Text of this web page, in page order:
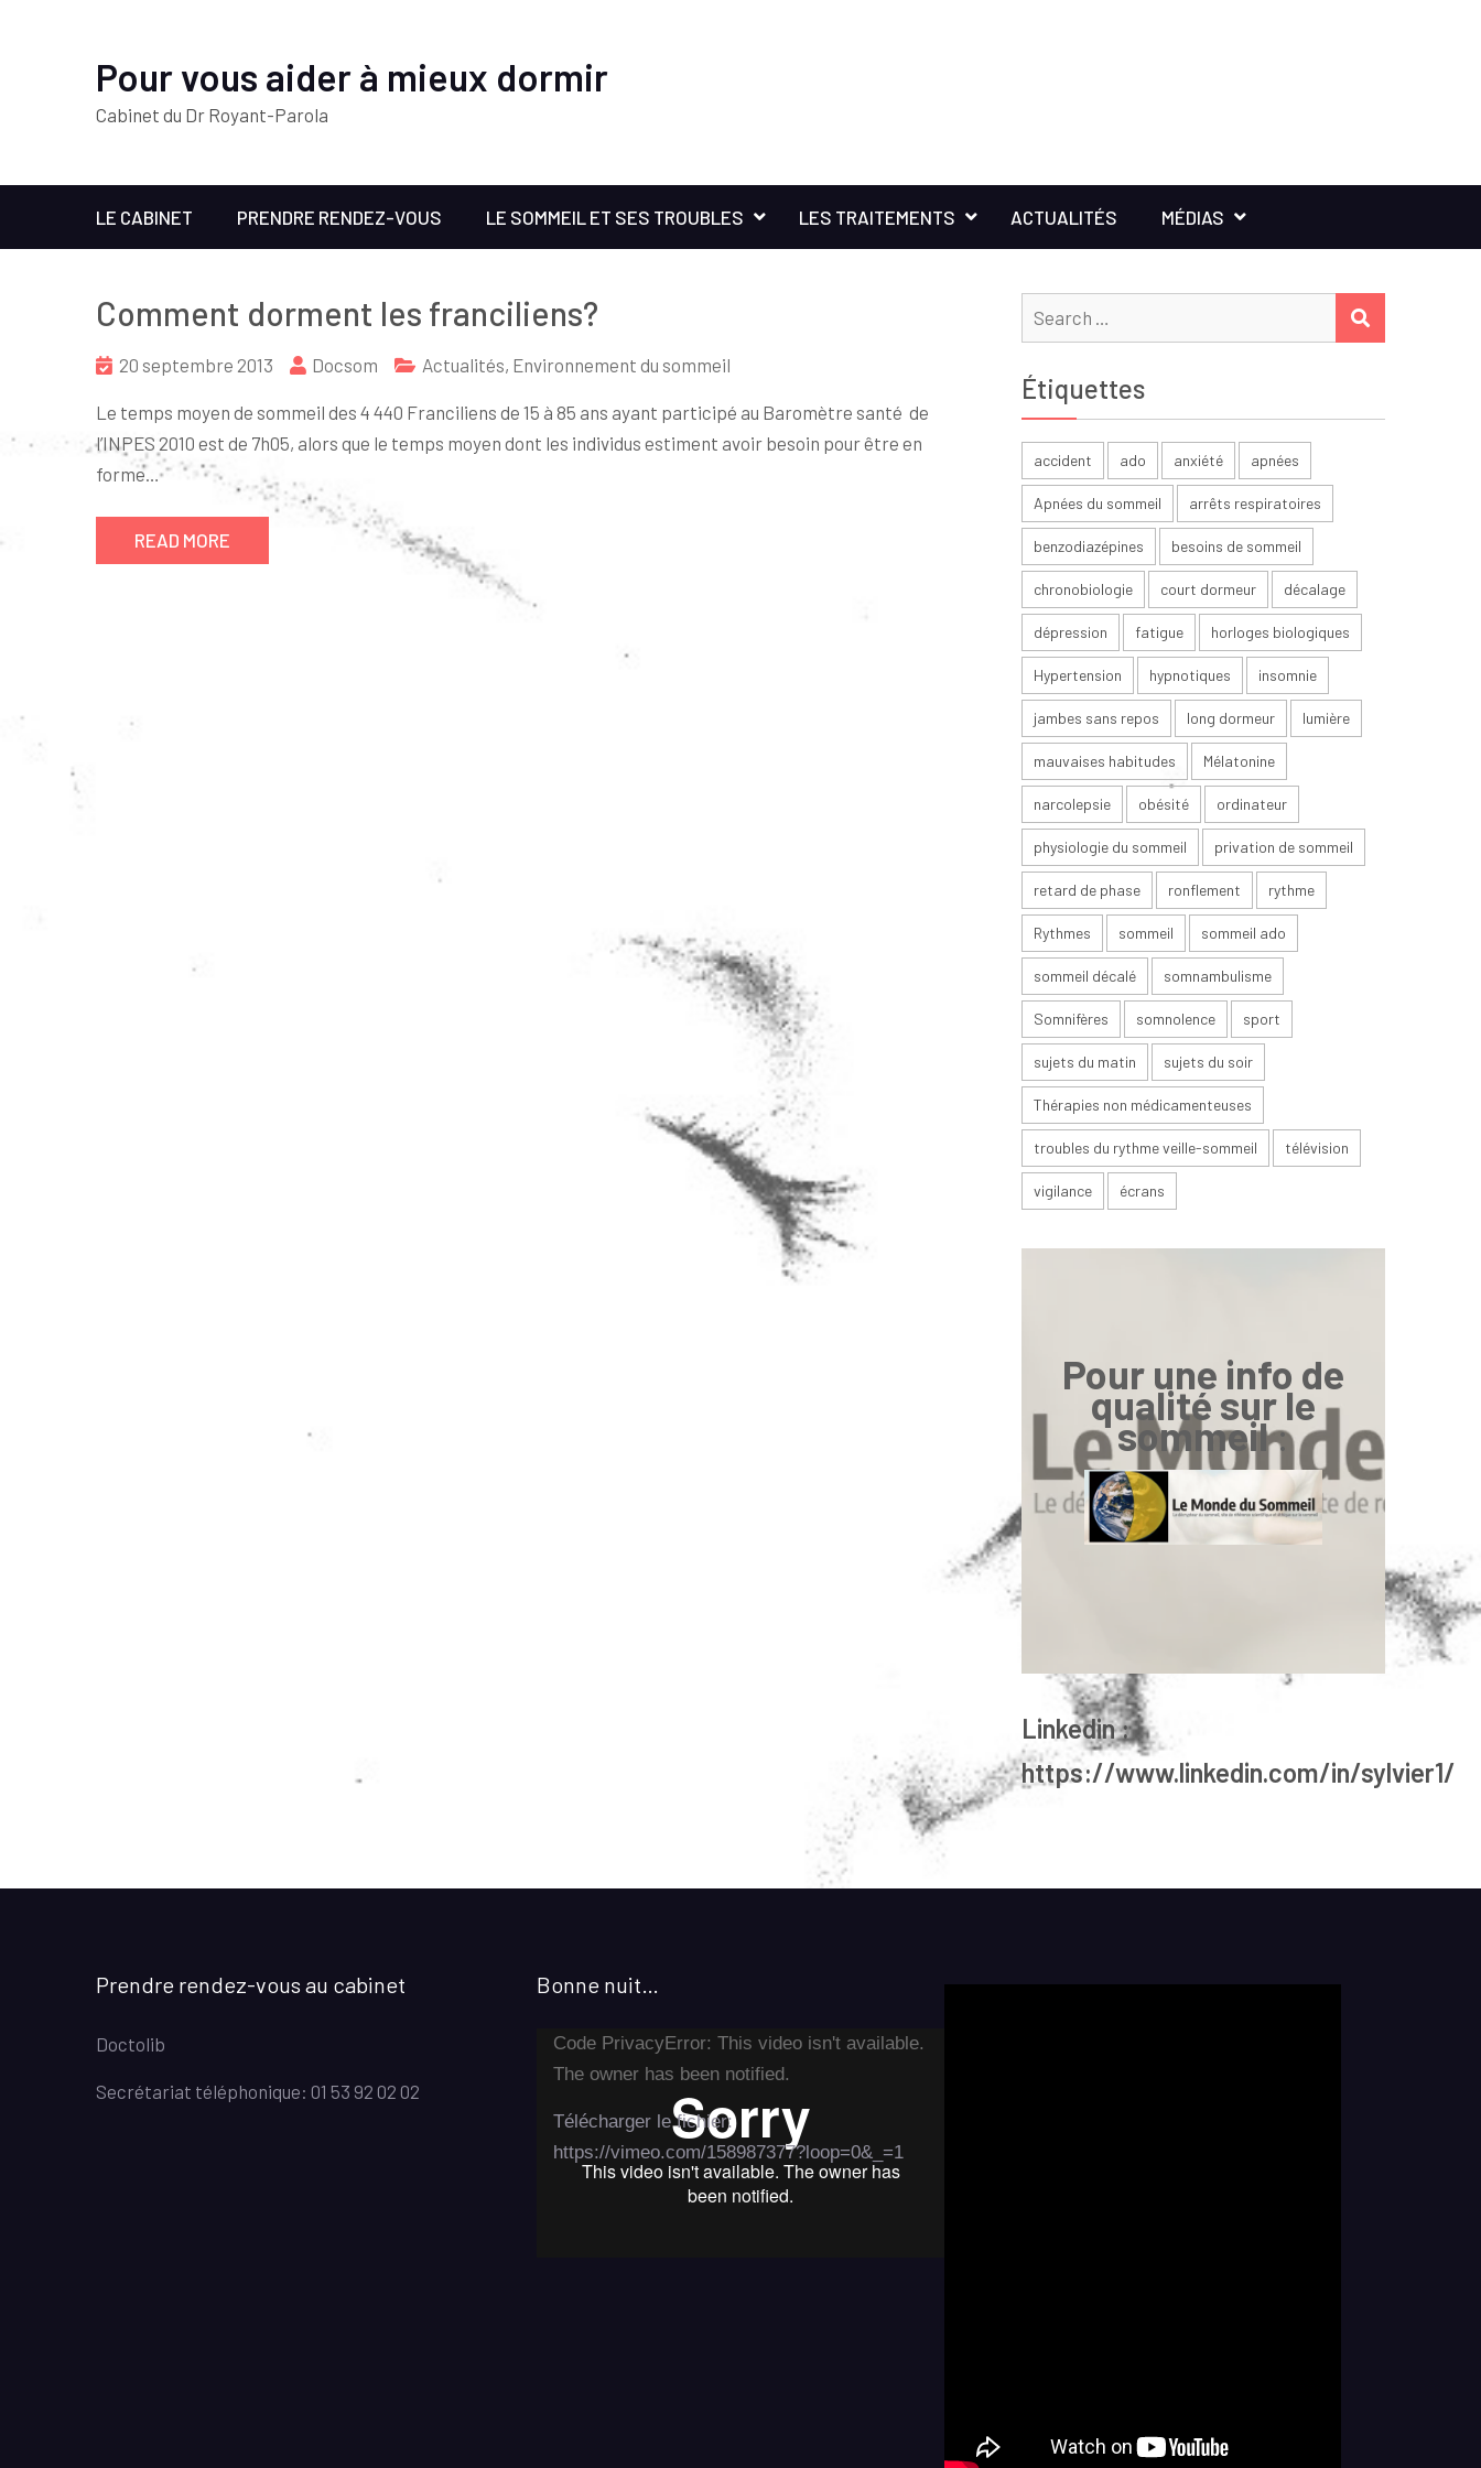
Pour vous aider à mieux dormir
Cabinet du Dr Royant-Parola
LE CABINET PRENDRE RENDEZ-VOUS LE SOMMEIL ET SES TROUBLES LES TRAITEMENTS ACTUALITÉS MÉDIAS
Comment dorment les franciliens?
20 septembre 2013 Docsom Actualités, Environnement du sommeil
Le temps moyen de sommeil des 4 440 Franciliens de 15 à 85 ans ayant participé au Baromètre santé de
l’INPES 2010 est de 7h05, alors que le temps moyen dont les individus estiment avoir besoin pour être en
forme…
READ MORE
Search
for:
Étiquettes
accident ado anxiété apnées
Apnées du sommeil arrêts respiratoires
benzodiazépines besoins de sommeil
chronobiologie court dormeur décalage
dépression fatigue horloges biologiques
Hypertension hypnotiques insomnie
jambes sans repos long dormeur lumière
mauvaises habitudes Mélatonine
narcolepsie obésité ordinateur
physiologie du sommeil privation de sommeil
retard de phase ronflement rythme
Rythmes sommeil sommeil ado
sommeil décalé somnambulisme
Somnifères somnolence sport
sujets du matin sujets du soir
Thérapies non médicamenteuses
troubles du rythme veille-sommeil télévision
vigilance écrans
Pour une info de
qualité sur le
sommeil:
Linkedin :
https://www.linkedin.com/in/sylvier1/
Prendre rendez-vous au cabinet
Doctolib
Secrétariat téléphonique: 01 53 92 02 02
Bonne nuit…
Lecteur
vidéo
Code PrivacyError: This video isn't available.
The owner has been notified.
Télécharger le fichier:
https://vimeo.com/158987377?loop=0&_=1